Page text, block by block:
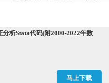
析Stata代码(附2000-2022年数
马上下载